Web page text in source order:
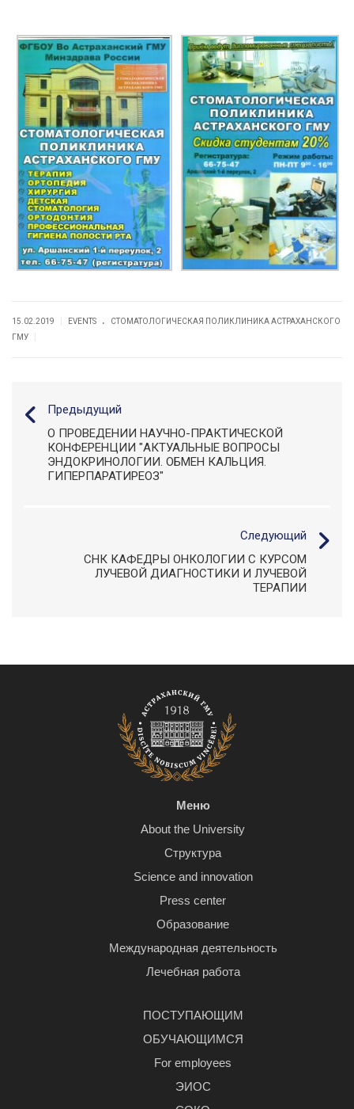
15.02.2019 EVENTS .
СТОМАТОЛОГИЧЕСКАЯ ПОЛИКЛИНИКА АСТРАХАНСКОГО
ГМУ
Предыдущий
О ПРОВЕДЕНИИ НАУЧНО-ПРАКТИЧЕСКОЙ
КОНФЕРЕНЦИИ "АКТУАЛЬНЫЕ ВОПРОСЫ
ЭНДОКРИНОЛОГИИ. ОБМЕН КАЛЬЦИЯ.
ГИПЕРПАРАТИРЕОЗ"
Следующий
СНК КАФЕДРЫ ОНКОЛОГИИ С КУРСОМ
ЛУЧЕВОЙ ДИАГНОСТИКИ И ЛУЧЕВОЙ
ТЕРАПИИ
Меню
About the University
Структура
Science and innovation
Press center
Образование
Международная деятельность
Лечебная работа
ПОСТУПАЮЩИМ
ОБУЧАЮЩИМСЯ
For employees
ЭИОС